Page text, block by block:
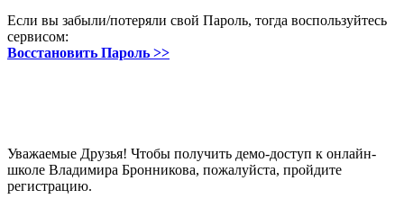
Если вы забыли/потеряли свой Пароль, тогда воспользуйтесь
сервисом:
Восстановить Пароль >>
Уважаемые Друзья! Чтобы получить демо-доступ к онлайн-
школе Владимира Бронникова, пожалуйста, пройдите
регистрацию.